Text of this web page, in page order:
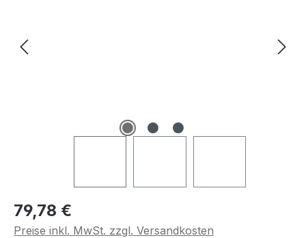
Regulärer Preis:
79,78 €
Preise inkl. MwSt. zzgl. Versandkosten